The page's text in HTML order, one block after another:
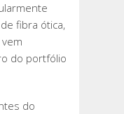
fibra ótica,
do portfólio
do